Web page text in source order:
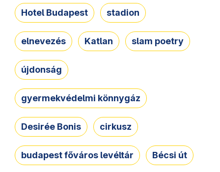
Hotel Budapest stadion
elnevezés Katlan slam poetry
újdonság
gyermekvédelmi könnygáz
Desirée Bonis cirkusz
budapest főváros levéltár Bécsi út